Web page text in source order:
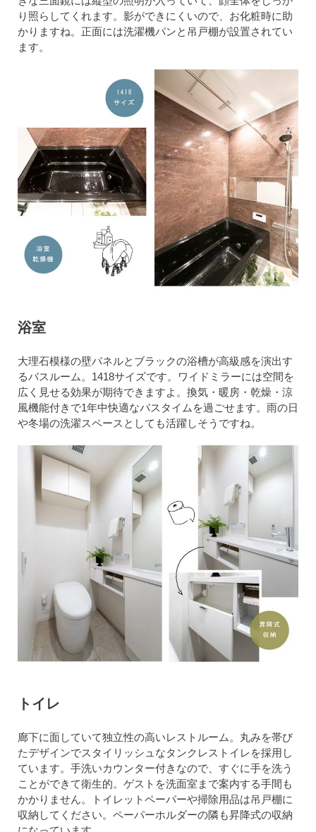
り照らしてくれます。影ができにくいので、お化粧時に助
かりますね。正面には洗濯機パンと吊戸棚が設置されてい
ます。
浴室
大理石模様の壁パネルとブラックの浴槽が高級感を演出す
るバスルーム。1418サイズです。ワイドミラーには空間を
広く見せる効果が期待できますよ。換気・暖房・乾燥・涼
風機能付きで1年中快適なバスタイムを過ごせます。雨の日
や冬場の洗濯スペースとしても活躍しそうですね。
トイレ
廊下に面していて独立性の高いレストルーム。丸みを帯び
たデザインでスタイリッシュなタンクレストイレを採用し
ています。手洗いカウンター付きなので、すぐに手を洗う
ことができて衛生的。ゲストを洗面室まで案内する手間も
かかりません。トイレットペーパーや掃除用品は吊戸棚に
収納してください。ペーパーホルダーの隣も昇降式の収納